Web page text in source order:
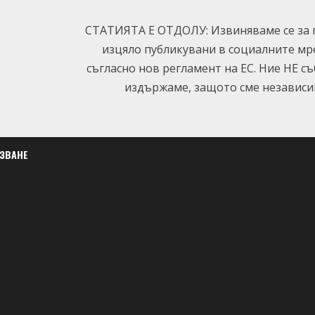
СТАТИЯТА Е ОТДОЛУ: Извиняваме се за
изцяло публикувани в социалните
съгласно нов регламент на ЕС. Ние НЕ
издържаме, защото сме